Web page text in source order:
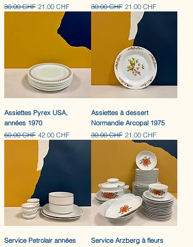
Prix original
30.00 CHF Prix promotionnel
21.00 CHF
Prix original
30.00 CHF Prix promotionnel
21.00 CHF
Assiettes Pyrex USA,
années 1970
Prix original
60.00 CHF Prix promotionnel
42.00 CHF
Assiettes à dessert
Normandie Arcopal 1975
Prix original
30.00 CHF Prix promotionnel
21.00 CHF
Service Petrolair années
Service Arzberg à fleurs